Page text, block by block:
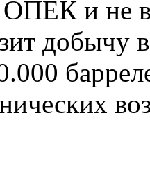
ОПЕК и не
добычу